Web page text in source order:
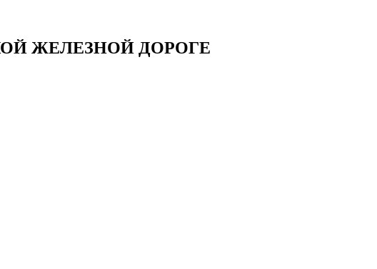
ЖЕЛЕЗНОЙ ДОРОГЕ